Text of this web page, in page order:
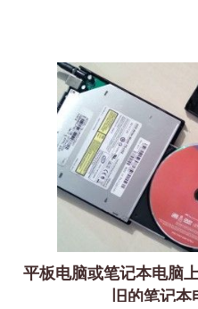
平板电脑或笔记本电脑
旧的笔记本